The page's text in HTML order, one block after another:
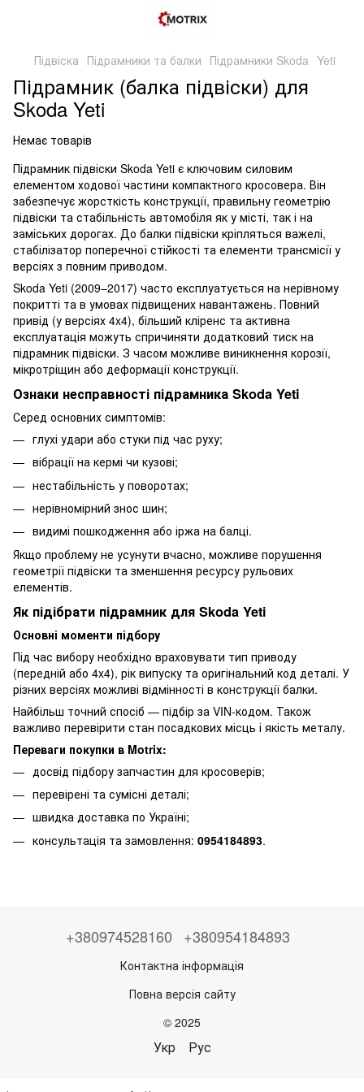
Підвіска Підрамники та балки Підрамники Skoda Yeti
Підрамник (балка підвіски) для
Skoda Yeti
Немає товарів
Підрамник підвіски Skoda Yeti є ключовим силовим
елементом ходової частини компактного кросовера. Він
забезпечує жорсткість конструкції, правильну геометрію
підвіски та стабільність автомобіля як у місті, так і на
заміських дорогах. До балки підвіски кріпляться важелі,
стабілізатор поперечної стійкості та елементи трансмісії у
версіях з повним приводом.
Skoda Yeti (2009–2017) часто експлуатується на нерівному
покритті та в умовах підвищених навантажень. Повний
привід (у версіях 4x4), більший кліренс та активна
експлуатація можуть спричиняти додатковий тиск на
підрамник підвіски. З часом можливе виникнення корозії,
мікротріщин або деформації конструкції.
Ознаки несправності підрамника Skoda Yeti
Серед основних симптомів:
глухі удари або стуки під час руху;
вібрації на кермі чи кузові;
нестабільність у поворотах;
нерівномірний знос шин;
видимі пошкодження або іржа на балці.
Якщо проблему не усунути вчасно, можливе порушення
геометрії підвіски та зменшення ресурсу рульових
елементів.
Як підібрати підрамник для Skoda Yeti
Основні моменти підбору
Під час вибору необхідно враховувати тип приводу
(передній або 4x4), рік випуску та оригінальний код деталі. У
різних версіях можливі відмінності в конструкції балки.
Найбільш точний спосіб — підбір за VIN-кодом. Також
важливо перевірити стан посадкових місць і якість металу.
Переваги покупки в Motrix:
досвід підбору запчастин для кросоверів;
перевірені та сумісні деталі;
швидка доставка по Україні;
консультація та замовлення: 0954184893.
+380974528160 +380954184893
Контактна інформація
Повна версія сайту
© 2025
Укр Рус